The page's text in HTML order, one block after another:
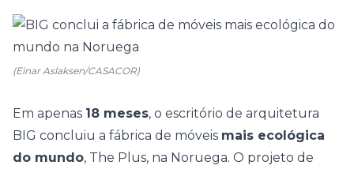
(Einar Aslaksen/CASACOR)
Em apenas 18 meses, o escritório de arquitetura
BIG concluiu a fábrica de móveis mais ecológica
do mundo, The Plus, na Noruega. O projeto de